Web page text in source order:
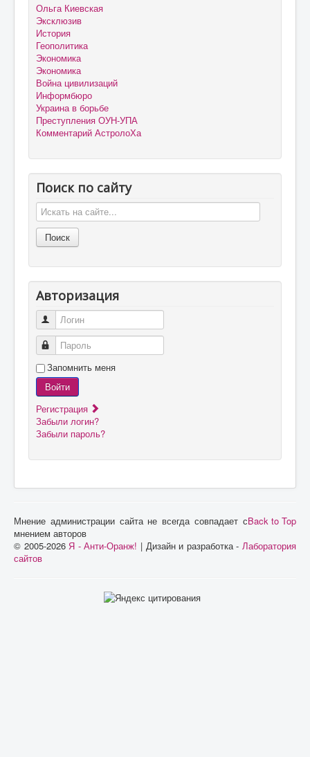
Ольга Киевская
Эксклюзив
История
Геополитика
Экономика
Экономика
Война цивилизаций
Информбюро
Украина в борьбе
Преступления ОУН-УПА
Комментарий АстролоХа
Поиск по сайту
Авторизация
Логин
Пароль
Запомнить меня
Войти
Регистрация
Забыли логин?
Забыли пароль?
Back to Top
Мнение администрации сайта не всегда совпадает с
мнением авторов
© 2005-2026 Я - Анти-Оранж! | Дизайн и разработка - Лаборатория
сайтов